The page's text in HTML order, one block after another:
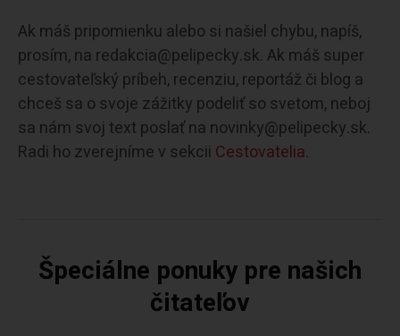
Ak máš pripomienku alebo si našiel chybu, napíš,
prosím, na redakcia@pelipecky.sk. Ak máš super
cestovateľský príbeh, recenziu, reportáž či blog a
chceš sa o svoje zážitky podeliť so svetom, neboj
sa nám svoj text poslať na novinky@pelipecky.sk.
Radi ho zverejníme v sekcii Cestovatelia.
Špeciálne ponuky pre našich
čitateľov